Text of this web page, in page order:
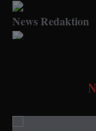
News Redaktion
FUSSBALL